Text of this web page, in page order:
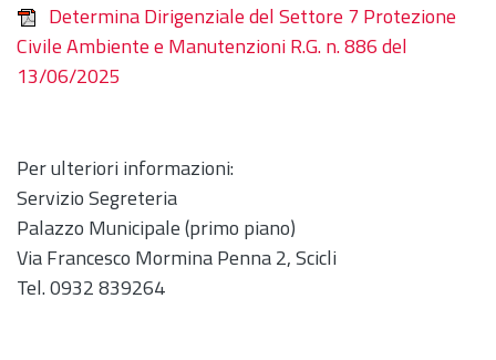
Determina Dirigenziale del Settore 7 Protezione
Civile Ambiente e Manutenzioni R.G. n. 886 del
13/06/2025
Per ulteriori informazioni:
Servizio Segreteria
Palazzo Municipale (primo piano)
Via Francesco Mormina Penna 2, Scicli
Tel. 0932 839264